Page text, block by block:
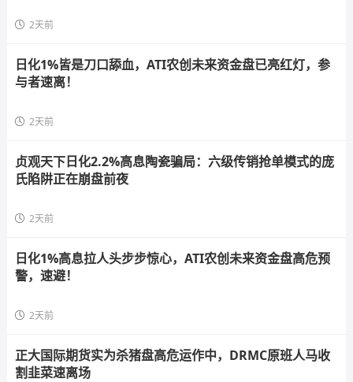
2天前
日化1%皆是刀口舔血，ATI农创未来资金盘已亮红灯，参
与者速离！
2天前
贞观天下日化2.2%高息陶瓷骗局：六级传销抢单模式的庞
氏陷阱正在崩盘前夜
2天前
日化1%高息拉人头步步惊心，ATI农创未来资金盘高危预
警，速避！
2天前
正大国际期货实为杀猪盘高危运作中，DRMC原班人马收
割韭菜速离场